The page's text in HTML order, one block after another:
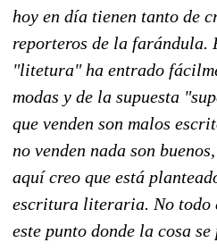
hoy en día tienen tanto de
reporteros de la farándula.
"litetura" ha entrado
modas y de la supuesta
que venden son malos
no venden nada son
aquí creo que está
escritura literaria. No todo
este punto donde la cosa